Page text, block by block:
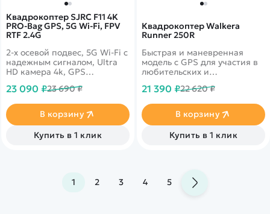
Квадрокоптер SJRC F11 4K
PRO-Bag GPS, 5G Wi-Fi, FPV
RTF 2.4G
2-х осевой подвес, 5G Wi-Fi с
надежным сигналом, Ultra
HD камера 4k, GPS
более 27 минут, а также
в комплекте
23 090 ₽23 690 ₽
В корзину
Купить в 1 клик
Квадрокоптер Walkera
Runner 250R
Быстрая и маневренная
модель с GPS для участия в
любительских и
21 390 ₽22 620 ₽
В корзину
Купить в 1 клик
1 2 3 4 5